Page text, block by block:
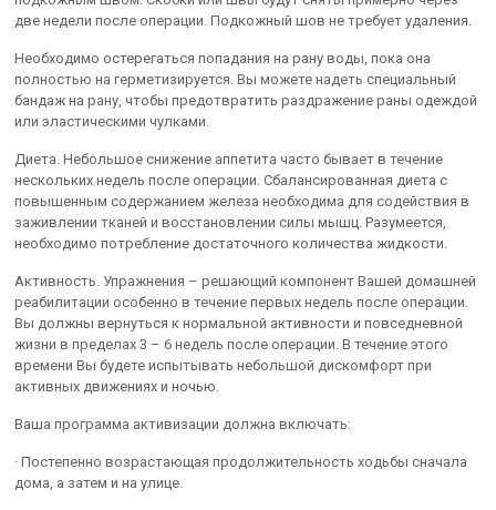
две недели после операции. Подкожный шов не требует удаления.
Необходимо остерегаться попадания на рану воды, пока она
полностью на герметизируется. Вы можете надеть специальный
бандаж на рану, чтобы предотвратить раздражение раны одеждой
или эластическими чулками.
Диета. Небольшое снижение аппетита часто бывает в течение
нескольких недель после операции. Сбалансированная диета с
повышенным содержанием железа необходима для содействия в
заживлении тканей и восстановлении силы мышц. Разумеется,
необходимо потребление достаточного количества жидкости.
Активность. Упражнения – решающий компонент Вашей домашней
реабилитации особенно в течение первых недель после операции.
Вы должны вернуться к нормальной активности и повседневной
жизни в пределах 3 – 6 недель после операции. В течение этого
времени Вы будете испытывать небольшой дискомфорт при
активных движениях и ночью.
Ваша программа активизации должна включать:
· Постепенно возрастающая продолжительность ходьбы сначала
дома, а затем и на улице.